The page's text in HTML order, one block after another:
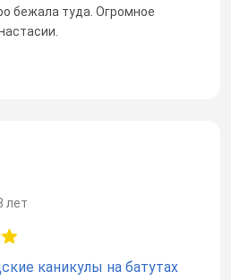
бежала туда. Огромное
лет
каникулы на батутах